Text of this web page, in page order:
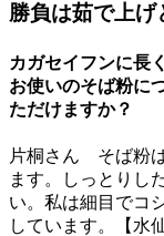
勝負は茹で上
カガセイフンに長
お使いのそば粉に
ただけますか？
片桐さん そば粉
ます。しっとりし
い。私は細目でコ
しています。【水